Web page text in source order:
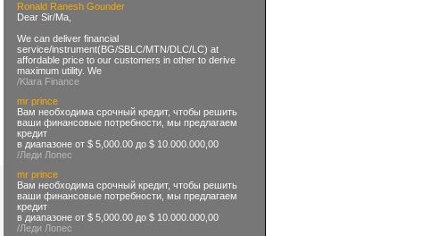
Ronald Ranesh Gounder
Dear Sir/Ma,
We can deliver financial
service/instrument(BG/SBLC/MTN/DLC/LC) at
affordable price to our customers in other to derive
maximum utility. We
/Klara Finance
mr prince
Вам необходима срочный кредит, чтобы решить
ваши финансовые потребности, мы предлагаем
кредит
в диапазоне от $ 5,000.00 до $ 10.000.000,00
/Леди Лопес
mr prince
Вам необходима срочный кредит, чтобы решить
ваши финансовые потребности, мы предлагаем
кредит
в диапазоне от $ 5,000.00 до $ 10.000.000,00
/Леди Лопес